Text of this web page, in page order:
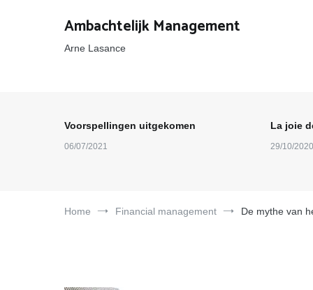
Ambachtelijk Management
Arne Lasance
Voorspellingen uitgekomen
06/07/2021
La joie
29/10/2020
Home Financial management De mythe van